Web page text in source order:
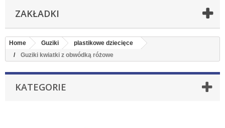
ZAKŁADKI
Home Guziki
plastikowe dziecięce
Guziki kwiatki z obwódką różowe
KATEGORIE